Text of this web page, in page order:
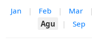
Jan | Feb | Mar |
Agu
| Sep